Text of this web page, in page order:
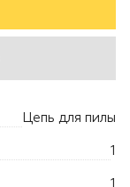
Цепь для пилы
1
1